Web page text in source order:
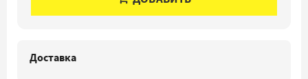
Доставка